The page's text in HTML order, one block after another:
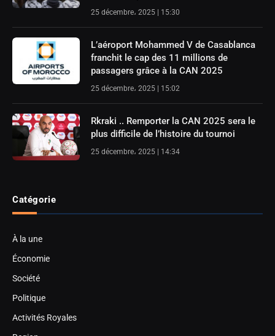
25 décembre، 2025 | 15:30
L’aéroport Mohammed V de Casablanca
franchit le cap des 11 millions de
passagers grâce à la CAN 2025
25 décembre، 2025 | 15:02
Rkraki .. Remporter la CAN 2025 sera le
plus difficile de l’histoire du tournoi
25 décembre، 2025 | 14:34
Catégorie
À la une
Économie
Société
Politique
Activités Royales